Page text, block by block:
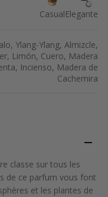
CasualElegante
Ylang-Ylang, Almizcle,
Limón, Cuero, Madera
Incienso, Madera de
Cachemira
classe sur tous les
de ce parfum vous font
et les plantes de